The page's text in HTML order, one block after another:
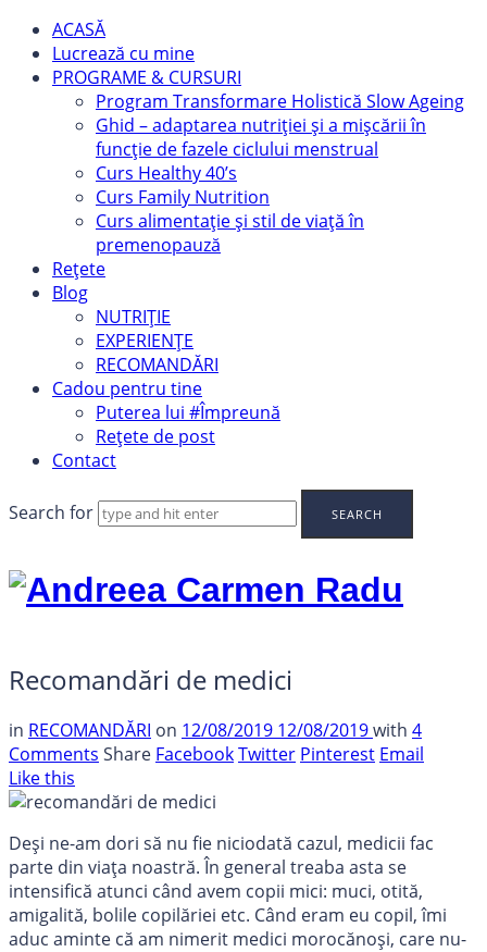
ACASĂ
Lucrează cu mine
PROGRAME & CURSURI
Program Transformare Holistică Slow Ageing
Ghid – adaptarea nutriției și a mișcării în
funcție de fazele ciclului menstrual
Curs Healthy 40’s
Curs Family Nutrition
Curs alimentație și stil de viață în
premenopauză
Rețete
Blog
NUTRIȚIE
EXPERIENȚE
RECOMANDĂRI
Cadou pentru tine
Puterea lui #Împreună
Rețete de post
Contact
Search for
Andreea
Radu
Recomandări de medici
in RECOMANDĂRI on 12/08/2019 12/08/2019with 4
Comments Share FacebookTwitter Pinterest Email
Like this
Deși ne-am dori să nu fie niciodată cazul, medicii fac
parte din viața noastră. În general treaba asta se
intensifică atunci când avem copii mici: muci, otită,
amigalită, bolile copilăriei etc. Când eram eu copil, îmi
aduc aminte că am nimerit medici morocănoși, care nu-